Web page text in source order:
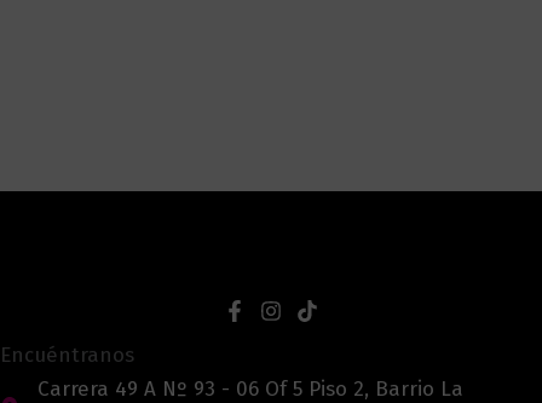
Encuéntranos
Carrera 49 A Nº 93 - 06 Of 5 Piso 2, Barrio La